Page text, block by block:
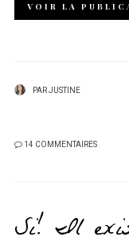
VOIR LA
PARJUSTINE
14 COMMENTAIRES